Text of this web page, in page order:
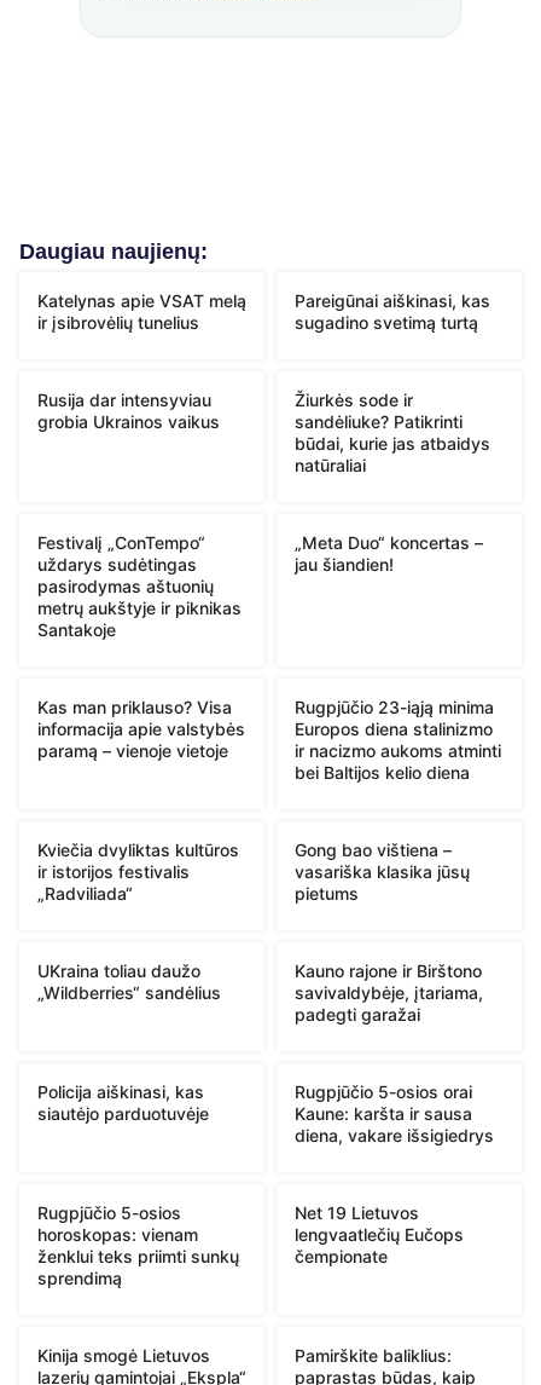
Daugiau naujienų:
Katelynas apie VSAT melą
ir įsibrovėlių tunelius
Pareigūnai aiškinasi, kas
sugadino svetimą turtą
Rusija dar intensyviau
grobia Ukrainos vaikus
Žiurkės sode ir
sandėliuke? Patikrinti
būdai, kurie jas atbaidys
natūraliai
Festivalį „ConTempo“
uždarys sudėtingas
pasirodymas aštuonių
metrų aukštyje ir piknikas
Santakoje
„Meta Duo“ koncertas –
jau šiandien!
Kas man priklauso? Visa
informacija apie valstybės
paramą – vienoje vietoje
Rugpjūčio 23-iąją minima
Europos diena stalinizmo
ir nacizmo aukoms atminti
bei Baltijos kelio diena
Kviečia dvyliktas kultūros
ir istorijos festivalis
„Radviliada“
Gong bao vištiena –
vasariška klasika jūsų
pietums
UKraina toliau daužo
„Wildberries“ sandėlius
Kauno rajone ir Birštono
savivaldybėje, įtariama,
padegti garažai
Policija aiškinasi, kas
siautėjo parduotuvėje
Rugpjūčio 5-osios orai
Kaune: karšta ir sausa
diena, vakare išsigiedrys
Rugpjūčio 5-osios
horoskopas: vienam
ženklui teks priimti sunkų
sprendimą
Net 19 Lietuvos
lengvaatlečių Eučops
čempionate
Kinija smogė Lietuvos
lazerių gamintojai „Ekspla“
Pamirškite baliklius:
paprastas būdas, kaip